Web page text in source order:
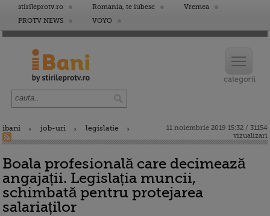
stirileprotv.ro Romania, te iubesc
Vremea
PROTV NEWS
VOYO
ibani job-uri legislatie
11 noiembrie 2019 15:32 / 31154
vizualizari
Boala profesională care decimează
angajații. Legislația muncii,
schimbată pentru protejarea
salariaților